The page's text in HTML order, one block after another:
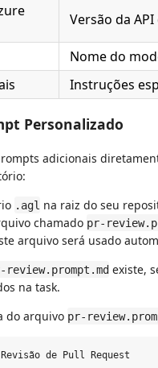
Versão da
Nome do
Instruções
Personalizado
adicionais
.agl na raiz do seu
chamado pr-
arquivo será usado
review.prompt.md existe,
na task.
do arquivo pr-
de Pull Request